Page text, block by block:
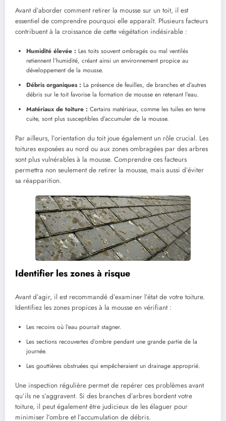
Avant d’aborder comment retirer la mousse sur un toit, il est
essentiel de comprendre pourquoi elle apparaît. Plusieurs facteurs
contribuent à la croissance de cette végétation indésirable :
Humidité élevée : Les toits souvent ombragés ou mal ventilés
retiennent l’humidité, créant ainsi un environnement propice au
développement de la mousse.
Débris organiques : La présence de feuilles, de branches et d’autres
débris sur le toit favorise la formation de mousse en retenant l’eau.
Matériaux de toiture : Certains matériaux, comme les tuiles en terre
cuite, sont plus susceptibles d’accumuler de la mousse.
Par ailleurs, l’orientation du toit joue également un rôle crucial. Les
toitures exposées au nord ou aux zones ombragées par des arbres
sont plus vulnérables à la mousse. Comprendre ces facteurs
permettra non seulement de retirer la mousse, mais aussi d’éviter
sa réapparition.
Identifier les zones à risque
Avant d’agir, il est recommandé d’examiner l’état de votre toiture.
Identifiez les zones propices à la mousse en vérifiant :
Les recoins où l’eau pourrait stagner.
Les sections recouvertes d’ombre pendant une grande partie de la
journée.
Les gouttières obstruées qui empêcheraient un drainage approprié.
Une inspection régulière permet de repérer ces problèmes avant
qu’ils ne s’aggravent. Si des branches d’arbres bordent votre
toiture, il peut également être judicieux de les élaguer pour
minimiser l’ombre et l’accumulation de débris.